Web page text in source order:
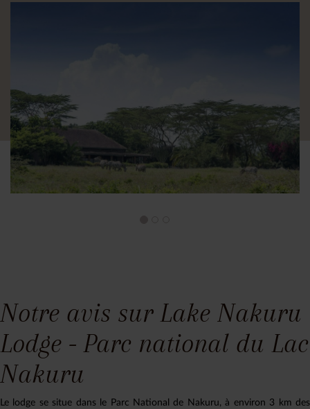
Notre avis sur Lake Nakuru
Lodge - Parc national du Lac
Nakuru
Le lodge se situe dans le Parc National de Nakuru, à environ 3 km des